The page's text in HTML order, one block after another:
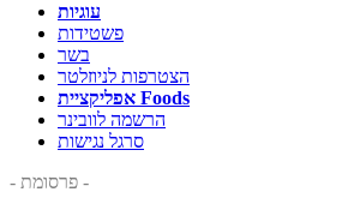
עוגיות
פשטידות
בשר
הצטרפות לניוזלטר
אפליקציית Foods
הרשמה לוובינר
סרגל נגישות
- פרסומת -